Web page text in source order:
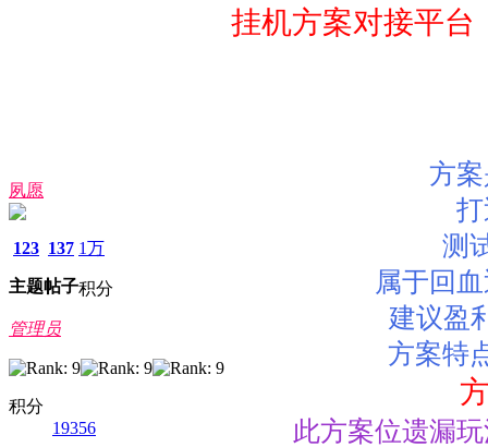
夙愿
123
主题
137
帖子
1万
积分
管理员
积分
19356
挂机方案对接平台
方
测
属于回
建议盈
方案特
此方案位遗漏